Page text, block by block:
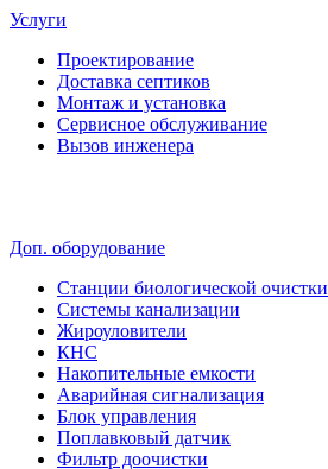
Услуги
Проектирование
Доставка септиков
Монтаж и установка
Сервисное обслуживание
Вызов инженера
Доп. оборудование
Станции биологической очистки
Системы канализации
Жироуловители
КНС
Накопительные емкости
Аварийная сигнализация
Блок управления
Поплавковый датчик
Фильтр доочистки